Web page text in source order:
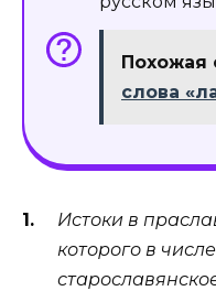
Похожая
слова
Истоки в
которого в
старославянское